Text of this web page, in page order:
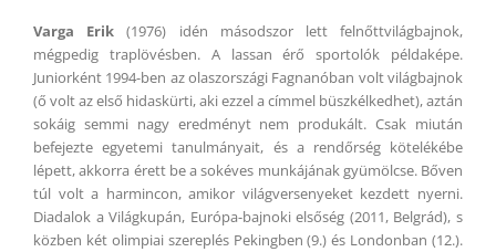
Varga Erik (1976) idén másodszor lett felnőttvilágbajnok,
mégpedig traplövésben. A lassan érő sportolók példaképe.
Juniorként 1994-ben az olaszországi Fagnanóban volt világbajnok
(ő volt az első hidaskürti, aki ezzel a címmel büszkélkedhet), aztán
sokáig semmi nagy eredményt nem produkált. Csak miután
befejezte egyetemi tanulmányait, és a rendőrség kötelékébe
lépett, akkorra érett be a sokéves munkájának gyümölcse. Bőven
túl volt a harmincon, amikor világversenyeket kezdett nyerni.
Diadalok a Világkupán, Európa-bajnoki elsőség (2011, Belgrád), s
közben két olimpiai szereplés Pekingben (9.) és Londonban (12.).